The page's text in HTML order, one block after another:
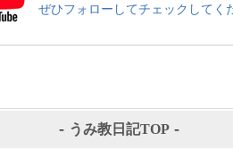
ぜひフォローしてチェックしてく
- うみ教日記TOP -